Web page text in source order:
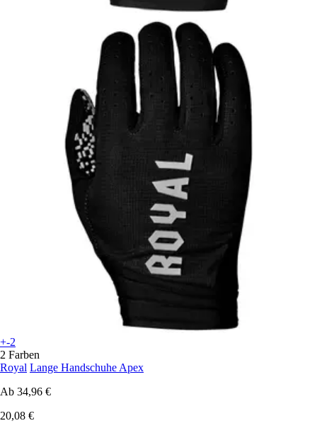
+-2
2 Farben
Royal Lange Handschuhe Apex
Ab 34,96 €
20,08 €